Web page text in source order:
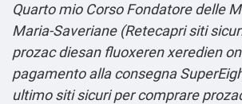
Quarto mio Corso Fondatore delle
Maria-Saveriane (Retecapri siti
prozac diesan fluoxeren xeredien
pagamento alla consegna
ultimo siti sicuri per comprare